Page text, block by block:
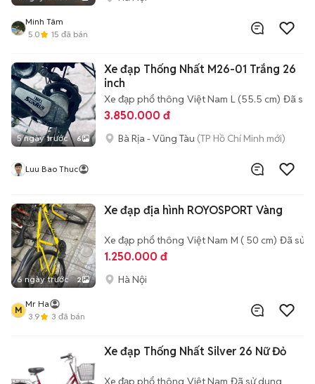
Minh Tâm
5.0
15 đã bán
5 ngày trước 6
Xe đạp Thống Nhất M26-01 Trắng 26
inch
Xe đạp phổ thông Việt Nam L (55.5 cm) Đã sử
3.850.000 đ
Bà Rịa - Vũng Tàu (TP Hồ Chí Minh mới)
Luu Bao Thuc
6 ngày trước 2
Xe đạp địa hình ROYOSPORT Vàng
Xe đạp phổ thông Việt Nam M ( 50 cm) Đã sử
1.250.000 đ
Hà Nội
M
Mr Ha
3.9
3 đã bán
Xe đạp Thống Nhất Silver 26 Nữ Đỏ
Xe đạp phổ thông Việt Nam Đã sử dụng